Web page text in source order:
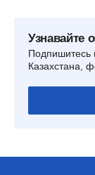
Узнавайте
Подпишитесь
Казахстана,